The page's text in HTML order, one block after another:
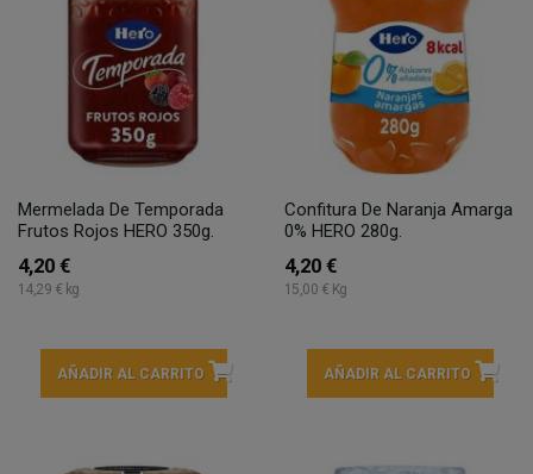
Mermelada De Temporada
Frutos Rojos HERO 350g.
4,20 €
14,29 € kg
AÑADIR AL CARRITO
Confitura De Naranja Amarga
0% HERO 280g.
4,20 €
15,00 € Kg
AÑADIR AL CARRITO